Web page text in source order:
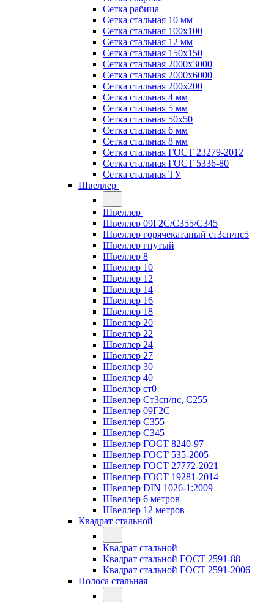
Сетка рабица
Сетка стальная 10 мм
Сетка стальная 100х100
Сетка стальная 12 мм
Сетка стальная 150х150
Сетка стальная 2000х3000
Сетка стальная 2000х6000
Сетка стальная 200х200
Сетка стальная 4 мм
Сетка стальная 5 мм
Сетка стальная 50х50
Сетка стальная 6 мм
Сетка стальная 8 мм
Сетка стальная ГОСТ 23279-2012
Сетка стальная ГОСТ 5336-80
Сетка стальная ТУ
Швеллер
Швеллер
Швеллер 09Г2С/С355/С345
Швеллер горячекатаный ст3сп/пс5
Швеллер гнутый
Швеллер 8
Швеллер 10
Швеллер 12
Швеллер 14
Швеллер 16
Швеллер 18
Швеллер 20
Швеллер 22
Швеллер 24
Швеллер 27
Швеллер 30
Швеллер 40
Швеллер ст0
Швеллер Ст3сп/пс, С255
Швеллер 09Г2С
Швеллер С355
Швеллер С345
Швеллер ГОСТ 8240-97
Швеллер ГОСТ 535-2005
Швеллер ГОСТ 27772-2021
Швеллер ГОСТ 19281-2014
Швеллер DIN 1026-1:2009
Швеллер 6 метров
Швеллер 12 метров
Квадрат стальной
Квадрат стальной
Квадрат стальной ГОСТ 2591-88
Квадрат стальной ГОСТ 2591-2006
Полоса стальная